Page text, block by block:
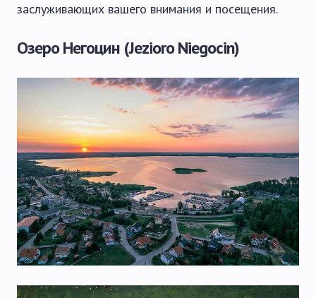
заслуживающих вашего внимания и посещения.
Озеро Негоцин (Jezioro Niegocin)